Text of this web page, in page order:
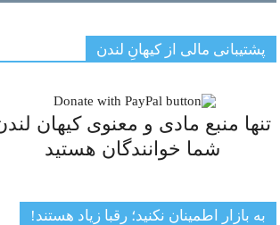
پشتیبانی مالی از کیهانِ لندن
تنها منبع مادی و معنوی کیهان
شما خوانندگان هستید
به بازار اطمینان نکنید؛ رقبا زیاد هستند!